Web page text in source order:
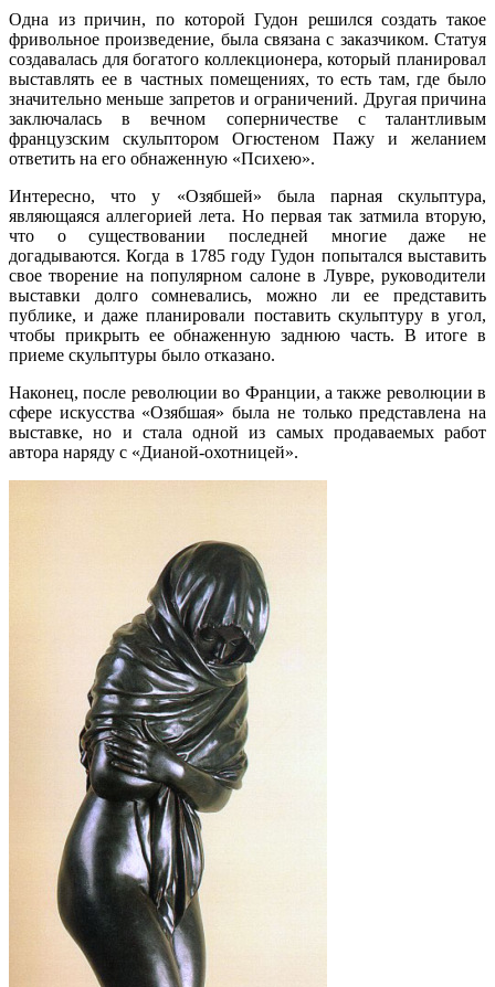
Одна из причин, по которой Гудон решился создать такое
фривольное произведение, была связана с заказчиком. Статуя
создавалась для богатого коллекционера, который планировал
выставлять ее в частных помещениях, то есть там, где было
значительно меньше запретов и ограничений. Другая причина
заключалась в вечном соперничестве с талантливым
французским скульптором Огюстеном Пажу и желанием
ответить на его обнаженную «Психею».
Интересно, что у «Озябшей» была парная скульптура,
являющаяся аллегорией лета. Но первая так затмила вторую,
что о существовании последней многие даже не
догадываются. Когда в 1785 году Гудон попытался выставить
свое творение на популярном салоне в Лувре, руководители
выставки долго сомневались, можно ли ее представить
публике, и даже планировали поставить скульптуру в угол,
чтобы прикрыть ее обнаженную заднюю часть. В итоге в
приеме скульптуры было отказано.
Наконец, после революции во Франции, а также революции в
сфере искусства «Озябшая» была не только представлена на
выставке, но и стала одной из самых продаваемых работ
автора наряду с «Дианой-охотницей».